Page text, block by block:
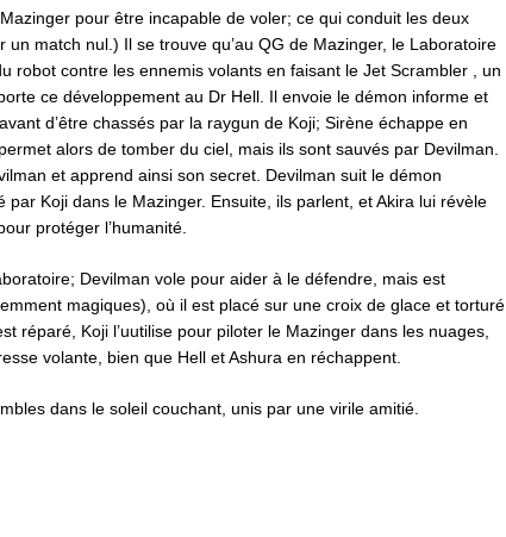
pour être incapable de voler; ce qui conduit les deux
match nul.) Il se trouve qu’au QG de Mazinger, le Laboratoire
robot contre les ennemis volants en faisant le Jet Scrambler , un
ce développement au Dr Hell. Il envoie le démon informe et
d’être chassés par la raygun de Koji; Sirène échappe en
alors de tomber du ciel, mais ils sont sauvés par Devilman.
et apprend ainsi son secret. Devilman suit le démon
Koji dans le Mazinger. Ensuite, ils parlent, et Akira lui révèle
protéger l’humanité.
Devilman vole pour aider à le défendre, mais est
magiques), où il est placé sur une croix de glace et torturé
réparé, Koji l’uutilise pour piloter le Mazinger dans les nuages,
volante, bien que Hell et Ashura en réchappent.
dans le soleil couchant, unis par une virile amitié.